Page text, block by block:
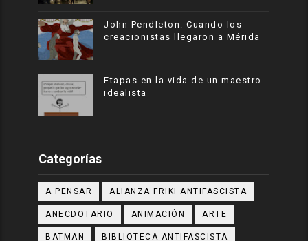
John Pendleton: Cuando los
creacionistas llegaron a Mérida
Etapas en la vida de un maestro
idealista
Categorías
A PENSAR ALIANZA FRIKI ANTIFASCISTA
ANECDOTARIO ANIMACIÓN ARTE
BATMAN BIBLIOTECA ANTIFASCISTA